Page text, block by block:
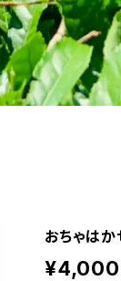
おちゃは
¥4,000